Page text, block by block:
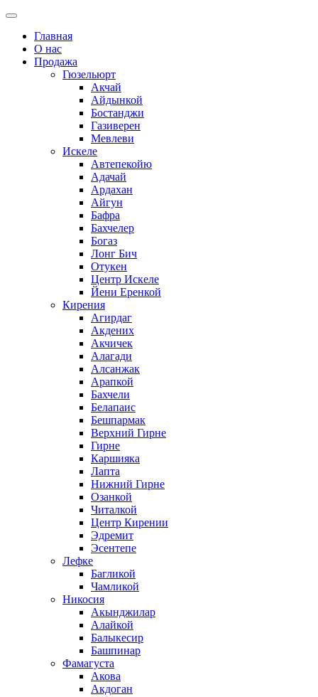
Главная
О нас
Продажа
Гюзельюрт
Акчай
Айдынкой
Бостанджи
Газиверен
Мевлеви
Искеле
Автепекойю
Адачай
Ардахан
Айгун
Бафра
Бахчелер
Богаз
Лонг Бич
Отукен
Центр Искеле
Йени Еренкой
Кирения
Агирдаг
Акдених
Акчичек
Алагади
Алсанжак
Арапкой
Бахчели
Белапаис
Бешпармак
Верхний Гирне
Гирне
Каршияка
Лапта
Нижний Гирне
Озанкой
Читалкой
Центр Кирении
Эдремит
Эсентепе
Лефке
Багликой
Чамликой
Никосия
Акынджилар
Алайкой
Балыкесир
Башпинар
Фамагуста
Акова
Акдоган